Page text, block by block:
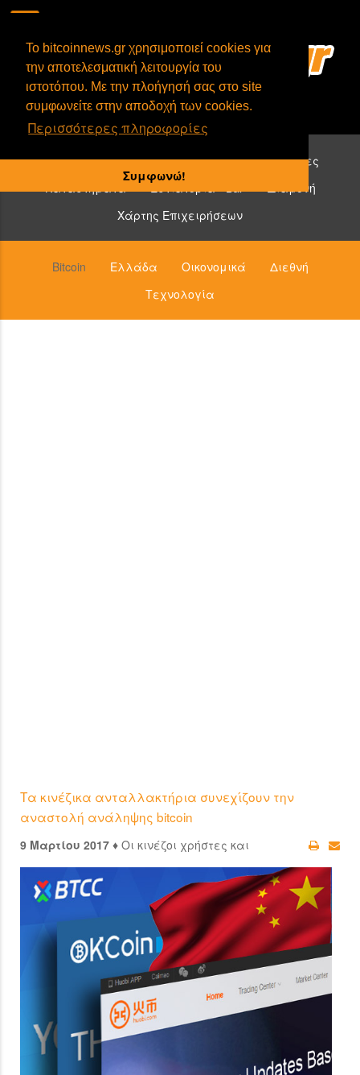
To bitcoinnews.gr χρησιμοποιεί cookies για
την αποτελεσματική λειτουργία του
ιστοτόπου. Με την πλοήγησή σας στο site
συμφωνείτε στην αποδοχή των cookies.
Περισσότερες πληροφορίες
Συμφωνώ!
Επιχειρήσεις που δέχονται bitcoin:
Υπηρεσίες
Καταστήματα
Εστιατόρια - Bar
Διαμονή
Χάρτης Επιχειρήσεων
Bitcoin Ελλάδα Οικονομικά
Διεθνή
Τεχνολογία
Τα κινέζικα ανταλλακτήρια συνεχίζουν την
αναστολή ανάληψης bitcoin
9 Μαρτίου 2017 ♦ Οι κινέζοι χρήστες και